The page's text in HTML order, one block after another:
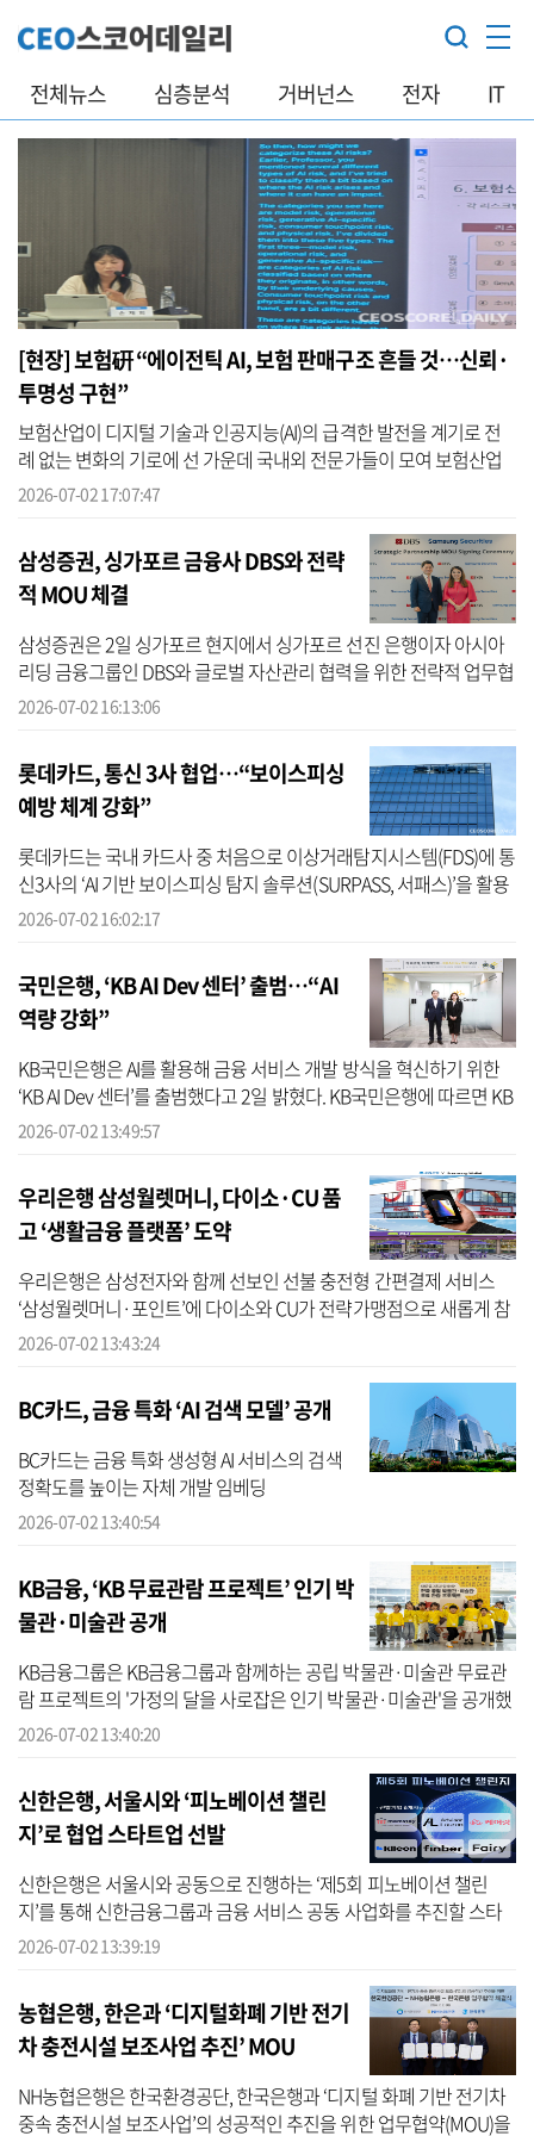
전체뉴스 심층분석 거버넌스 전자 IT
[현장] 보험硏 “에이전틱 AI, 보험 판매구조 흔들 것…신뢰·
투명성 구현”
보험산업이 디지털 기술과 인공지능(AI)의 급격한 발전을 계기로 전
례 없는 변화의 기로에 선 가운데 국내외 전문가들이 모여 보험산업
의 AI 혁신과 리스크 대응 방향을 모색하는 자리가 마련됐다. 이 자리
2026-07-02 17:07:47
삼성증권, 싱가포르 금융사 DBS와 전략
적 MOU 체결
삼성증권은 2일 싱가포르 현지에서 싱가포르 선진 은행이자 아시아
리딩 금융그룹인 DBS와 글로벌 자산관리 협력을 위한 전략적 업무협
약(MOU)을 체결했다고 밝혔다. 이번 협약은 양사가 각자의 강점을
2026-07-02 16:13:06
롯데카드, 통신 3사 협업…“보이스피싱
예방 체계 강화”
롯데카드는 국내 카드사 중 처음으로 이상거래탐지시스템(FDS)에 통
신3사의 ‘AI 기반 보이스피싱 탐지 솔루션(SURPASS, 서패스)’을 활용
해 보이스피싱 피해 예방 체계를 강화했다고 2일 밝혔다. 롯데카드에
2026-07-02 16:02:17
국민은행, ‘KB AI Dev 센터’ 출범…“AI
역량 강화”
KB국민은행은 AI를 활용해 금융 서비스 개발 방식을 혁신하기 위한
‘KB AI Dev 센터’를 출범했다고 2일 밝혔다. KB국민은행에 따르면 KB
AI Dev 센터는 AI가 서비스 기획부터 개발, 테스트까지 전 과정에 참여
2026-07-02 13:49:57
우리은행 삼성월렛머니, 다이소·CU 품
고 ‘생활금융 플랫폼’ 도약
우리은행은 삼성전자와 함께 선보인 선불 충전형 간편결제 서비스
‘삼성월렛머니·포인트’에 다이소와 CU가 전략가맹점으로 새롭게 참
여한다고 2일 밝혔다. 우리은행에 따르면 ‘삼성월렛머니·포인트’는
2026-07-02 13:43:24
BC카드, 금융 특화 ‘AI 검색 모델’ 공개
BC카드는 금융 특화 생성형 AI 서비스의 검색
정확도를 높이는 자체 개발 임베딩
(Embedding) 모델을 공개했다고 2일 밝혔다.
2026-07-02 13:40:54
KB금융, ‘KB 무료관람 프로젝트’ 인기 박
물관·미술관 공개
KB금융그룹은 KB금융그룹과 함께하는 공립 박물관·미술관 무료관
람 프로젝트의 '가정의 달을 사로잡은 인기 박물관·미술관'을 공개했
다고 2일 밝혔다. KB금융에 따르면 'KB 무료관람 프로젝트'는 KB금융
2026-07-02 13:40:20
신한은행, 서울시와 ‘피노베이션 챌린
지’로 협업 스타트업 선발
신한은행은 서울시와 공동으로 진행하는 ‘제5회 피노베이션 챌린
지’를 통해 신한금융그룹과 금융 서비스 공동 사업화를 추진할 스타
트업 6개사를 선정했다고 2일 밝혔다. 신한은행에 따르면 피노베이
2026-07-02 13:39:19
농협은행, 한은과 ‘디지털화폐 기반 전기
차 충전시설 보조사업 추진’ MOU
NH농협은행은 한국환경공단, 한국은행과 ‘디지털 화폐 기반 전기차
중속 충전시설 보조사업’의 성공적인 추진을 위한 업무협약(MOU)을